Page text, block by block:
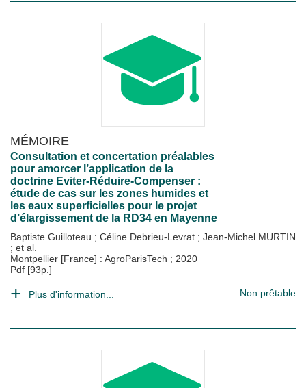
MÉMOIRE
Consultation et concertation préalables
pour amorcer l’application de la
doctrine Eviter-Réduire-Compenser :
étude de cas sur les zones humides et
les eaux superficielles pour le projet
d’élargissement de la RD34 en Mayenne
Baptiste Guilloteau ; Céline Debrieu-Levrat ; Jean-Michel MURTIN
; et al.
Montpellier [France] : AgroParisTech ; 2020
Pdf [93p.]
Plus d'information... Non prêtable